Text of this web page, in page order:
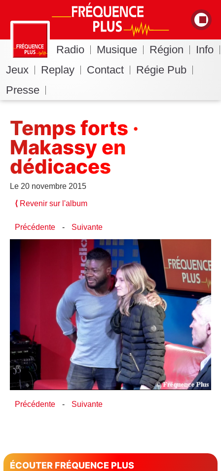
Radio Musique Région
Info
Jeux
Replay Contact
Régie Pub
Presse
Temps forts ·
Makassy en
dédicaces
Le 20 novembre 2015
⟨ Revenir sur l'album
Précédente - Suivante
Précédente - Suivante
ÉCOUTER FRÉQUENCE PLUS